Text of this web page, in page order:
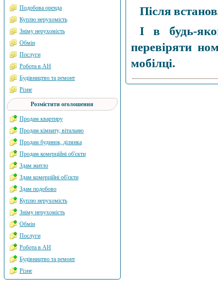
Після
І в будь-
перевіряти
мобілці.
Подобова оренда
Куплю нерухомість
Зніму нерухомість
Обмін
Послуги
Робота в АН
Будівництво та ремонт
Різне
Розмістити оголошення
Продам квартиру
Продам кімнату, вітальню
Продам будинок, ділянка
Продам комерційні об'єкти
Здам житло
Здам комерційні об'єкти
Здам подобово
Куплю нерухомість
Зніму нерухомість
Обмін
Послуги
Робота в АН
Будівництво та ремонт
Різне